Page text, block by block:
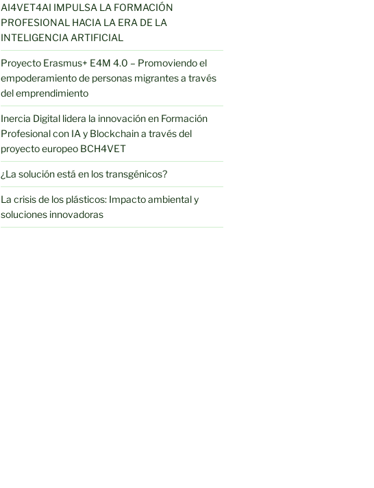
AI4VET4AI IMPULSA LA FORMACIÓN
PROFESIONAL HACIA LA ERA DE LA
INTELIGENCIA ARTIFICIAL
Proyecto Erasmus+ E4M 4.0 – Promoviendo el
empoderamiento de personas migrantes a través
del emprendimiento
Inercia Digital lidera la innovación en Formación
Profesional con IA y Blockchain a través del
proyecto europeo BCH4VET
¿La solución está en los transgénicos?
La crisis de los plásticos: Impacto ambiental y
soluciones innovadoras